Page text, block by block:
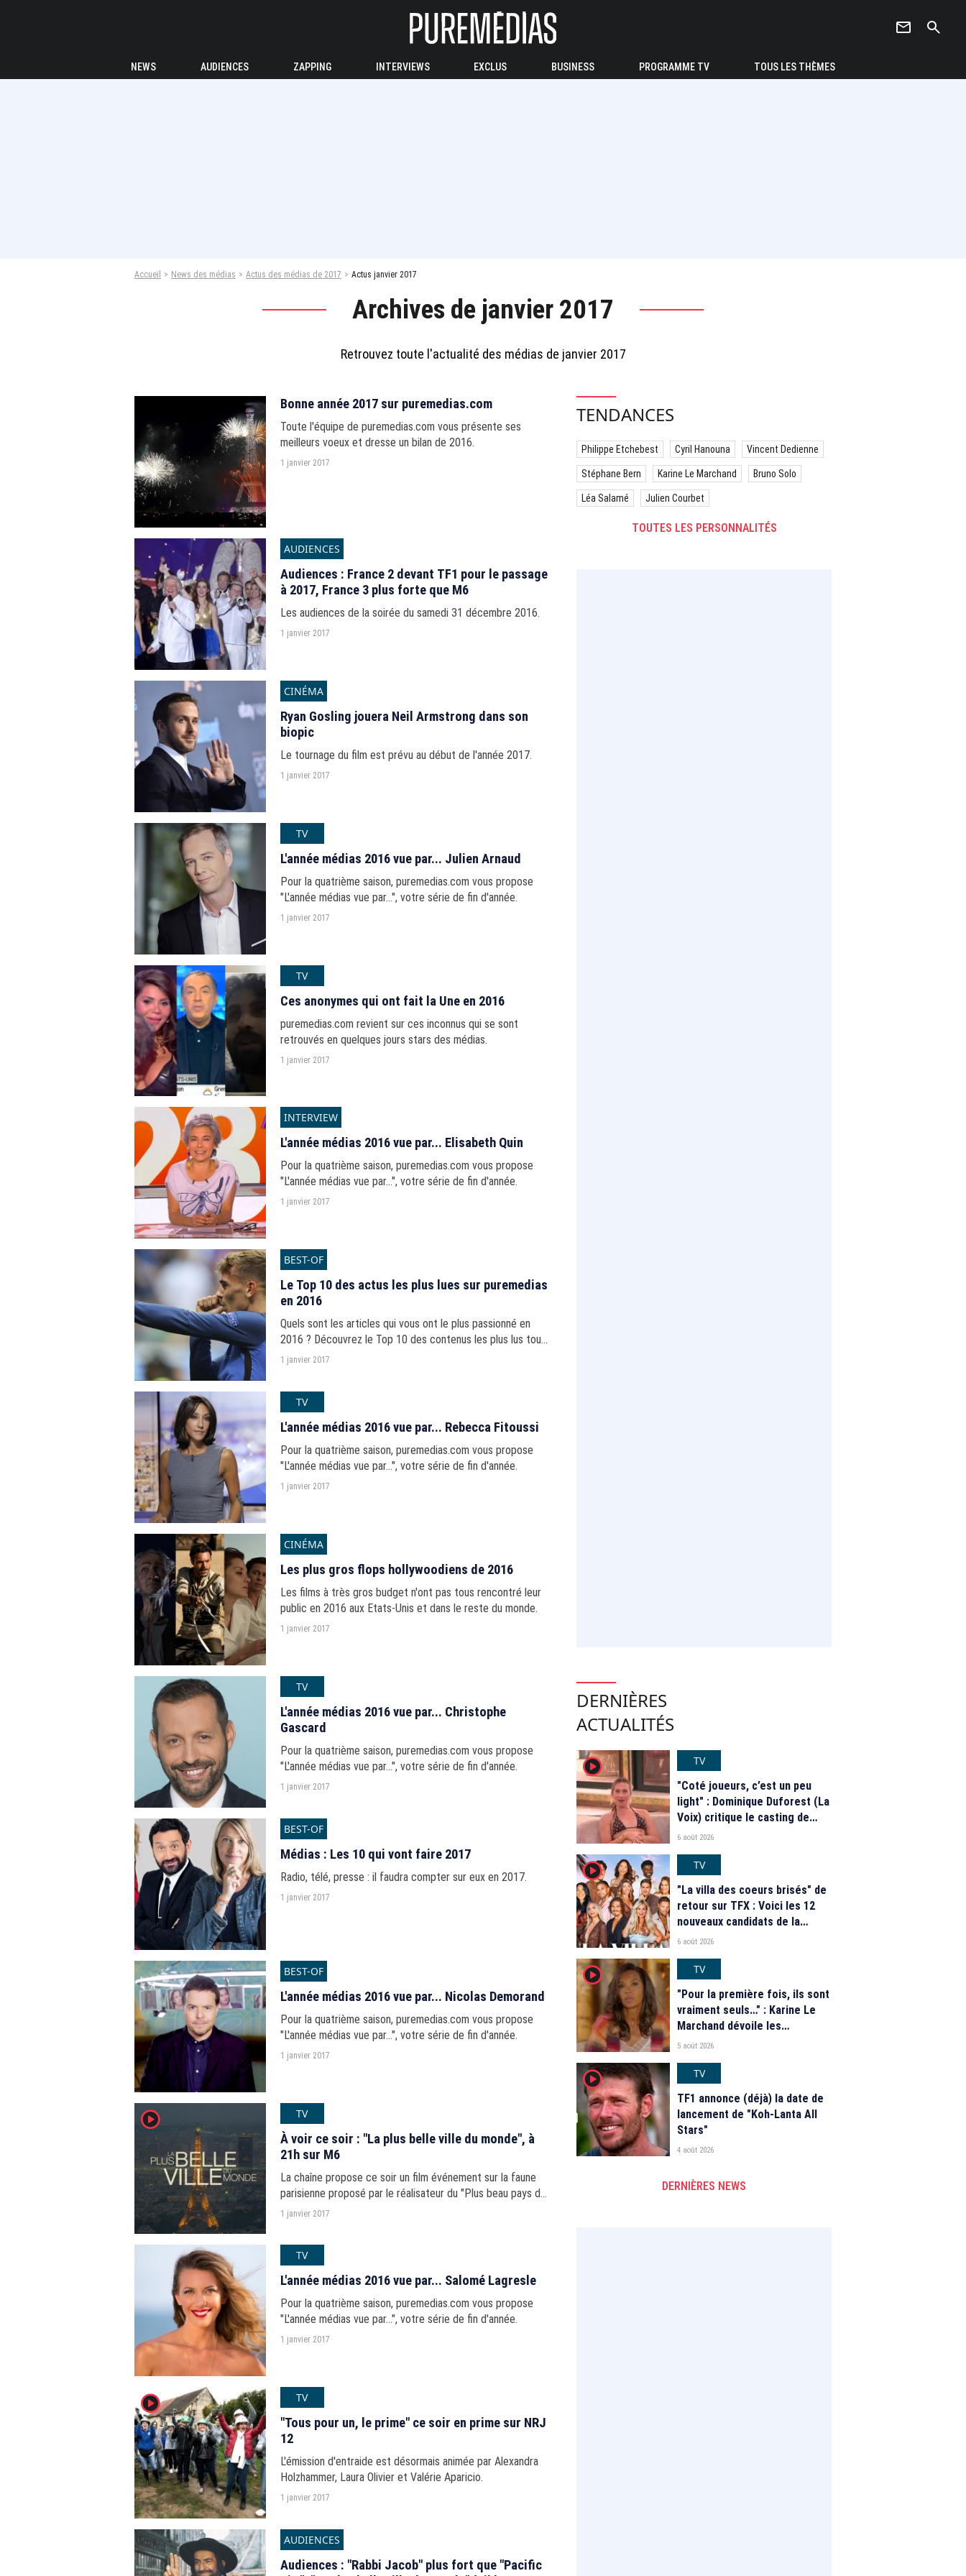
newsletter search
NEWS AUDIENCES ZAPPING INTERVIEWS EXCLUS BUSINESS PROGRAMME TV TOUS LES THÈMES
Accueil News des médias Actus des médias de 2017 Actus janvier 2017
Archives de janvier 2017
Retrouvez toute l'actualité des médias de janvier 2017
Bonne année 2017 sur puremedias.com
Toute l'équipe de puremedias.com vous présente ses
meilleurs voeux et dresse un bilan de 2016.
1 janvier 2017
AUDIENCES
Audiences : France 2 devant TF1 pour le passage
à 2017, France 3 plus forte que M6
Les audiences de la soirée du samedi 31 décembre 2016.
1 janvier 2017
CINÉMA
Ryan Gosling jouera Neil Armstrong dans son
biopic
Le tournage du film est prévu au début de l'année 2017.
1 janvier 2017
TV
L'année médias 2016 vue par... Julien Arnaud
Pour la quatrième saison, puremedias.com vous propose
"L'année médias vue par...", votre série de fin d'année.
1 janvier 2017
TV
Ces anonymes qui ont fait la Une en 2016
puremedias.com revient sur ces inconnus qui se sont
retrouvés en quelques jours stars des médias.
1 janvier 2017
INTERVIEW
L'année médias 2016 vue par... Elisabeth Quin
Pour la quatrième saison, puremedias.com vous propose
"L'année médias vue par...", votre série de fin d'année.
1 janvier 2017
BEST-OF
Le Top 10 des actus les plus lues sur puremedias
en 2016
Quels sont les articles qui vous ont le plus passionné en
2016 ? Découvrez le Top 10 des contenus les plus lus tout
au long de l'année sur puremedias.com.
1 janvier 2017
TV
L'année médias 2016 vue par... Rebecca Fitoussi
Pour la quatrième saison, puremedias.com vous propose
"L'année médias vue par...", votre série de fin d'année.
1 janvier 2017
CINÉMA
Les plus gros flops hollywoodiens de 2016
Les films à très gros budget n'ont pas tous rencontré leur
public en 2016 aux Etats-Unis et dans le reste du monde.
1 janvier 2017
TV
L'année médias 2016 vue par... Christophe
Gascard
Pour la quatrième saison, puremedias.com vous propose
"L'année médias vue par...", votre série de fin d'année.
1 janvier 2017
BEST-OF
Médias : Les 10 qui vont faire 2017
Radio, télé, presse : il faudra compter sur eux en 2017.
1 janvier 2017
BEST-OF
L'année médias 2016 vue par... Nicolas Demorand
Pour la quatrième saison, puremedias.com vous propose
"L'année médias vue par...", votre série de fin d'année.
1 janvier 2017
player2 TV
À voir ce soir : "La plus belle ville du monde", à
21h sur M6
La chaîne propose ce soir un film événement sur la faune
parisienne proposé par le réalisateur du "Plus beau pays du
monde".
1 janvier 2017
TV
L'année médias 2016 vue par... Salomé Lagresle
Pour la quatrième saison, puremedias.com vous propose
"L'année médias vue par...", votre série de fin d'année.
1 janvier 2017
player2 TV
"Tous pour un, le prime" ce soir en prime sur NRJ
12
L'émission d'entraide est désormais animée par Alexandra
Holzhammer, Laura Olivier et Valérie Aparicio.
1 janvier 2017
AUDIENCES
Audiences : "Rabbi Jacob" plus fort que "Pacific
TENDANCES
Philippe Etchebest Cyril Hanouna Vincent Dedienne
Stéphane Bern Karine Le Marchand Bruno Solo
Léa Salamé Julien Courbet
TOUTES LES PERSONNALITÉS
DERNIÈRES
ACTUALITÉS
player2
TV
"Coté joueurs, c’est un peu
light" : Dominique Duforest (La
Voix) critique le casting de
"Secret Story" 2026
6 août 2026
player2
TV
"La villa des coeurs brisés" de
retour sur TFX : Voici les 12
nouveaux candidats de la
saison 2026
6 août 2026
player2
TV
"Pour la première fois, ils sont
vraiment seuls…" : Karine Le
Marchand dévoile les
nouveautés des speed dating
2026
5 août 2026
player2
TV
TF1 annonce (déjà) la date de
lancement de "Koh-Lanta All
Stars"
4 août 2026
DERNIÈRES NEWS